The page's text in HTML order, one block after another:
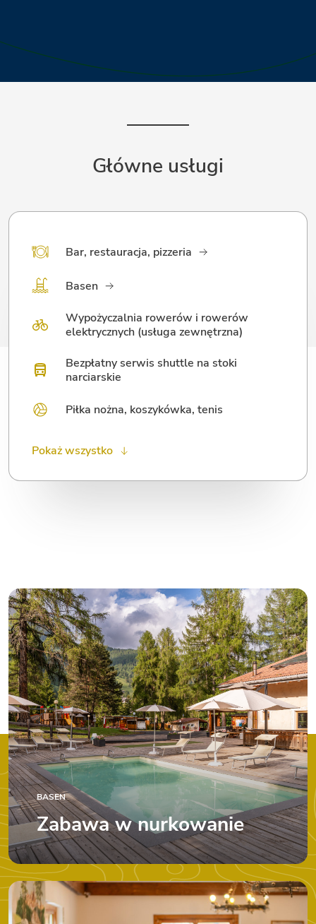
Główne usługi
Bar, restauracja, pizzeria
Basen
Wypożyczalnia rowerów i rowerów
elektrycznych (usługa zewnętrzna)
Bezpłatny serwis shuttle na stoki
narciarskie
Piłka nożna, koszykówka, tenis
Pralnia
Teren spacerowy dla psów
Wi-Fi (obszary publiczne)
Wycieczki
Strefa fitness
Pokaż wszystko
BASEN
Zabawa w nurkowanie